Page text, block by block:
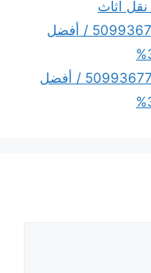
نقل اثاث
رقم نقل اثاث في خيطان / 50993677 / أفضل
رقم نقل اثاث في الاندلس / 50993677 / أفضل